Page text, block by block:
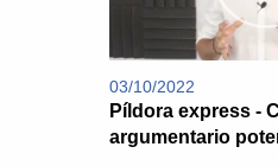
03/10/2022
Píldora express -
argumentario